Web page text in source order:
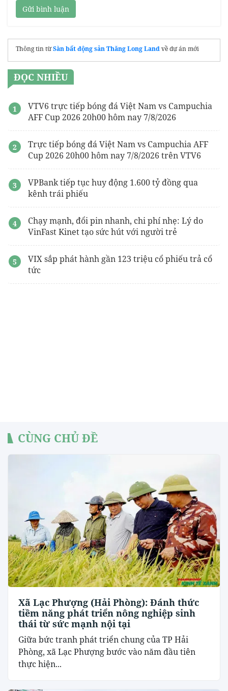
Gửi bình luận
Thông tin từSàn bất động sản Thăng Long Landvề dự án mới
ĐỌC NHIỀU
VTV6 trực tiếp bóng đá Việt Nam vs Campuchia
AFF Cup 2026 20h00 hôm nay 7/8/2026
Trực tiếp bóng đá Việt Nam vs Campuchia AFF
Cup 2026 20h00 hôm nay 7/8/2026 trên VTV6
VPBank tiếp tục huy động 1.600 tỷ đồng qua
kênh trái phiếu
Chạy mạnh, đổi pin nhanh, chi phí nhẹ: Lý do
VinFast Kinet tạo sức hút với người trẻ
VIX sắp phát hành gần 123 triệu cổ phiếu trả cổ
tức
CÙNG CHỦ ĐỀ
Xã Lạc Phượng (Hải Phòng): Đánh thức
tiềm năng phát triển nông nghiệp sinh
thái từ sức mạnh nội tại
​Giữa bức tranh phát triển chung của TP Hải
Phòng, xã Lạc Phượng bước vào năm đầu tiên
thực hiện...